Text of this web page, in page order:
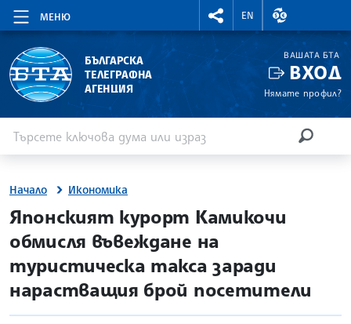
МЕНЮ
RIGHTMENU.SOCIAL
EN
ВАЛУТНИ
БЪЛГАРСКА
ТЕЛЕГРАФНА
АГЕНЦИЯ
ВАШАТА БТА
ВХОД
Нямате профил?
Начало Икономика
site.bta
Японският курорт Камикочи
обмисля въвеждане на
туристическа такса заради
нарастващия брой посетители